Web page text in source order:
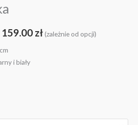
159.00 zł(zależnie od opcji)
i biały